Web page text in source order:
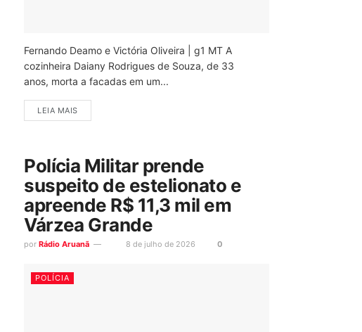
Fernando Deamo e Victória Oliveira | g1 MT A
cozinheira Daiany Rodrigues de Souza, de 33
anos, morta a facadas em um...
LEIA MAIS
Polícia Militar prende
suspeito de estelionato e
apreende R$ 11,3 mil em
Várzea Grande
por Rádio Aruanã 8 de julho de 2026 0
POLÍCIA